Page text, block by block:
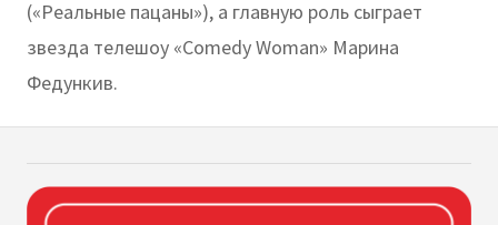
(«Реальные пацаны»), а главную роль сыграет
звезда телешоу «Comedy Woman» Марина
Федункив.